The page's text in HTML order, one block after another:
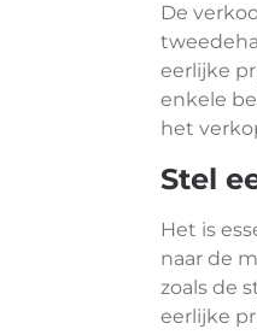
De
eerlijke
enkele
het
Stel
Het is
naar de
zoals de
eerlijke